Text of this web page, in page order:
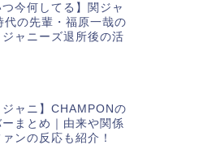
つ今何してる】関ジャ
代の先輩・福原一哉の
ャニーズ退所後の活
ジャニ】CHAMPONの
ーまとめ｜由来や関係
ンの反応も紹介！